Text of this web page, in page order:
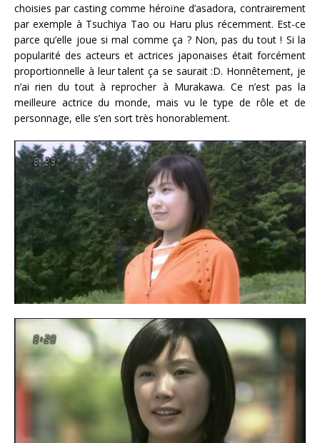
choisies par casting comme héroïne d’asadora, contrairement
par exemple à Tsuchiya Tao ou Haru plus récemment. Est-ce
parce qu’elle joue si mal comme ça ? Non, pas du tout ! Si la
popularité des acteurs et actrices japonaises était forcément
proportionnelle à leur talent ça se saurait :D. Honnêtement, je
n’ai rien du tout à reprocher à Murakawa. Ce n’est pas la
meilleure actrice du monde, mais vu le type de rôle et de
personnage, elle s’en sort très honorablement.